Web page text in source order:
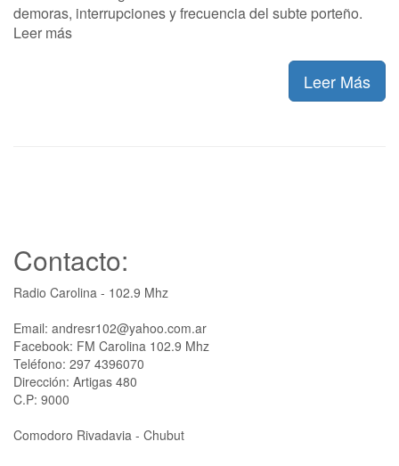
demoras, interrupciones y frecuencia del subte porteño.
Leer más
Leer Más
Contacto:
Radio Carolina - 102.9 Mhz
Email: andresr102@yahoo.com.ar
Facebook: FM Carolina 102.9 Mhz
Teléfono: 297 4396070
Dirección: Artigas 480
C.P: 9000
Comodoro Rivadavia - Chubut